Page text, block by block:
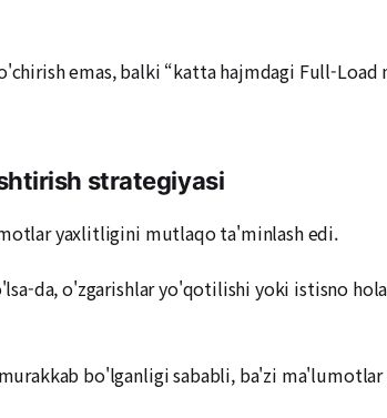
emas, balki “katta hajmdagi Full-Load
strategiyasi
yaxlitligini mutlaqo ta'minlash edi.
da, o'zgarishlar yo'qotilishi yoki istisno
bo'lganligi sababli, ba'zi